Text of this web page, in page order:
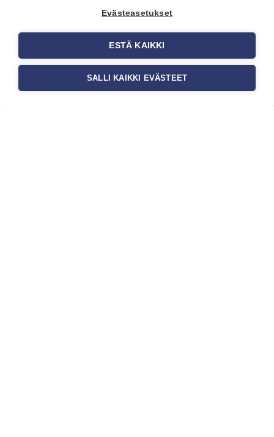
Evästeasetukset
ESTÄ KAIKKI
SALLI KAIKKI EVÄSTEET